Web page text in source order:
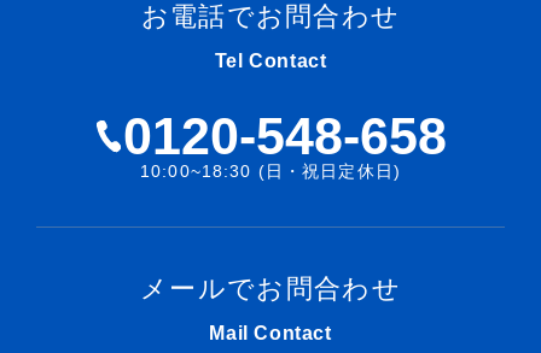
お電話でお問合わせ
Tel Contact
0120-548-658
10:00~18:30 (日・祝日定休日)
メールでお問合わせ
Mail Contact